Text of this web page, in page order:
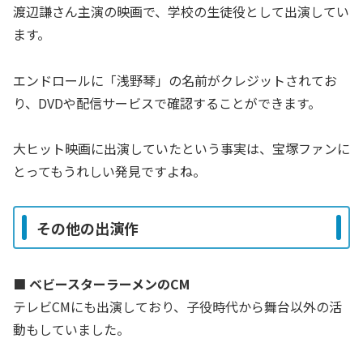
渡辺謙さん主演の映画で、学校の生徒役として出演してい
ます。
エンドロールに「浅野琴」の名前がクレジットされてお
り、DVDや配信サービスで確認することができます。
大ヒット映画に出演していたという事実は、宝塚ファンに
とってもうれしい発見ですよね。
その他の出演作
■ ベビースターラーメンのCM
テレビCMにも出演しており、子役時代から舞台以外の活
動もしていました。